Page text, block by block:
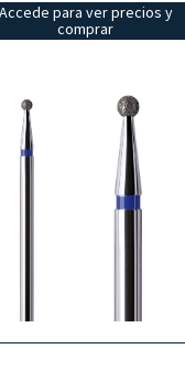
Accede para ver precios y
comprar